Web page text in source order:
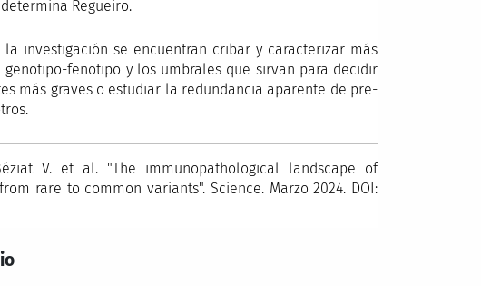
Regueiro.
la investigación se encuentran cribar y caracterizar más
fenotipo y los umbrales que sirvan para decidir
más graves o estudiar la redundancia aparente de pre-
V. et al. "The immunopathological landscape of
rare to common variants". Science. Marzo 2024. DOI: